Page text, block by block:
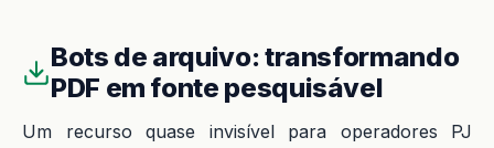
Bots de arquivo: transformando
PDF em fonte pesquisável
Um recurso quase invisível para operadores PJ